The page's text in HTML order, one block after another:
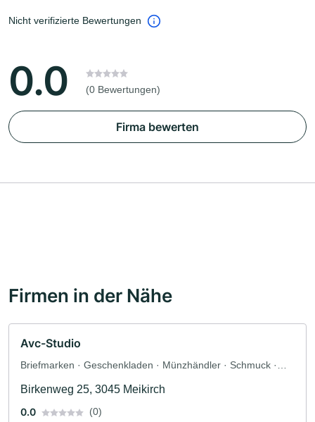
Nicht verifizierte Bewertungen
0.0 (0 Bewertungen)
Firma bewerten
Firmen in der Nähe
Avc-Studio
Briefmarken · Geschenkladen · Münzhändler · Schmuck ·
· Elektromarkt · Rundfunk · TV
Birkenweg 25, 3045 Meikirch
0.0
(0)